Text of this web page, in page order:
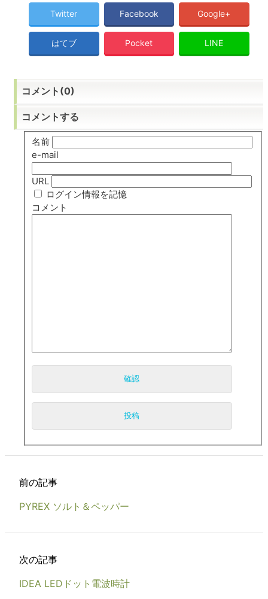
Twitter Facebook Google+
はてブ Pocket LINE
コメント(0)
コメントする
名前
e-mail
URL
ログイン情報を記憶
コメント
前の記事
PYREX ソルト＆ペッパー
次の記事
IDEA LEDドット電波時計